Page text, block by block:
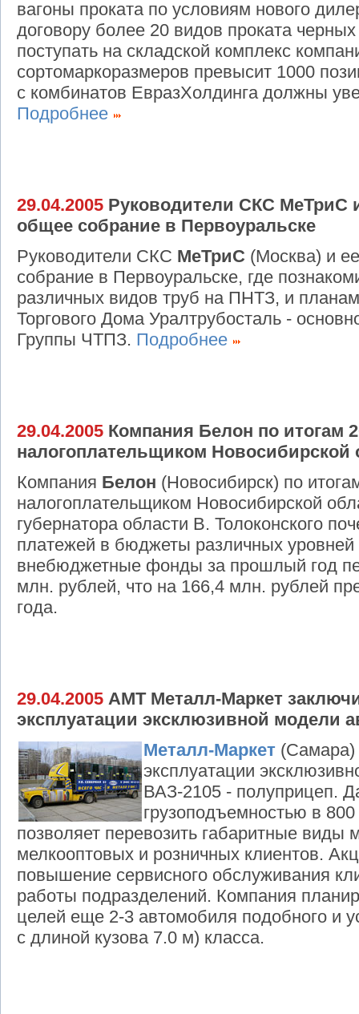
вагоны проката по условиям нового
договору более 20 видов проката
поступать на складской комплекс
сортомаркоразмеров превысит 1000
с комбинатов ЕвразХолдинга должны
Подробнее
29.04.2005 Руководители СКС МеТриС
общее собрание в Первоуральске
Руководители СКС МеТриС (Москва) и
собрание в Первоуральске, где
различных видов труб на ПНТЗ, и
Торгового Дома Уралтрубосталь -
Группы ЧТПЗ. Подробнее
29.04.2005 Компания Белон по итогам
налогоплательщиком Новосибирской
Компания Белон (Новосибирск) по
налогоплательщиком Новосибирской
губернатора области В. Толоконского
платежей в бюджеты различных уровней
внебюджетные фонды за прошлый год
млн. рублей, что на 166,4 млн. рублей
года.
29.04.2005 АМТ Металл-Маркет
эксплуатации эксклюзивной модели
Металл-Маркет (Самара)
эксплуатации
ВАЗ-2105 - полуприцеп.
грузоподъемностью в
позволяет перевозить габаритные виды
мелкооптовых и розничных клиентов.
повышение сервисного обслуживания
работы подразделений. Компания
целей еще 2-3 автомобиля подобного и
с длиной кузова 7.0 м) класса.